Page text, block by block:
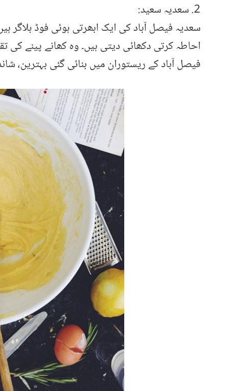
2. سعدیہ سعید:
سعدیہ فیصل آباد کی ایک ابھرتی ہوئی فوڈ بلاگر
احاطہ کرتی دکھائی دیتی ہیں۔ وہ کھانے پینے کی
فیصل آباد کے ریستوران میں بنائی گئی بہترین،